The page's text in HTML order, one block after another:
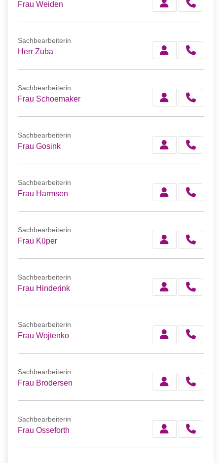
Frau Weiden
Sachbearbeiterin
Herr Zuba
Sachbearbeiterin
Frau Schoemaker
Sachbearbeiterin
Frau Gosink
Sachbearbeiterin
Frau Harmsen
Sachbearbeiterin
Frau Küper
Sachbearbeiterin
Frau Hinderink
Sachbearbeiterin
Frau Wojtenko
Sachbearbeiterin
Frau Brodersen
Sachbearbeiterin
Frau Osseforth